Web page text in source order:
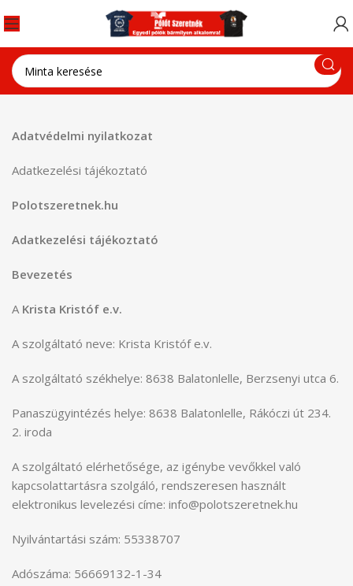
Adatvédelmi nyilatkozat
Adatkezelési tájékoztató
Polotszeretnek.hu
Adatkezelési tájékoztató
Bevezetés
AKrista Kristóf e.v.
A szolgáltató neve: Krista Kristóf e.v.
A szolgáltató székhelye: 8638 Balatonlelle, Berzsenyi utca 6.
Panaszügyintézés helye: 8638 Balatonlelle, Rákóczi út 234.
2. iroda
A szolgáltató elérhetősége, az igénybe vevőkkel való
kapcsolattartásra szolgáló, rendszeresen használt
elektronikus levelezési címe: info@polotszeretnek.hu
Nyilvántartási szám: 55338707
Adószáma: 56669132-1-34